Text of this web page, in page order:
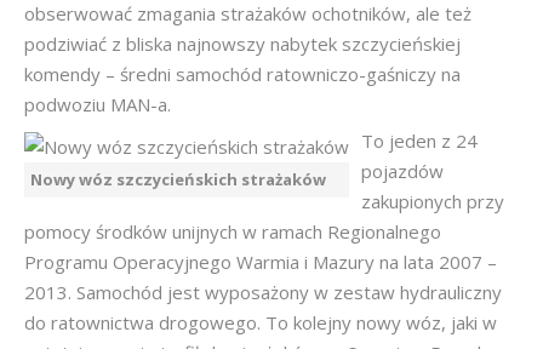
obserwować zmagania strażaków ochotników, ale też
podziwiać z bliska najnowszy nabytek szczycieńskiej
komendy – średni samochód ratowniczo-gaśniczy na
podwoziu MAN-a.
Nowy wóz szczycieńskich strażaków
To jeden z 24
pojazdów
zakupionych przy
pomocy środków unijnych w ramach Regionalnego
Programu Operacyjnego Warmia i Mazury na lata 2007 –
2013. Samochód jest wyposażony w zestaw hydrauliczny
do ratownictwa drogowego. To kolejny nowy wóz, jaki w